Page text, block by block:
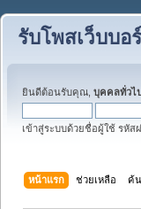
รับโพสเว็บบอ
ยินดีต้อนรับคุณ, บุคคลทั่วไป
เข้าสู่ระบบด้วยชื่อผู้ใช้ รหัส
หน้าแรก ช่วยเหลือ ค้